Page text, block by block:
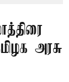
அரசு